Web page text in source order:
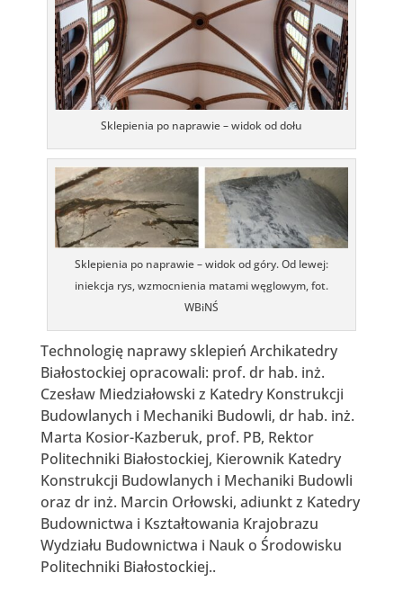
Sklepienia po naprawie – widok od dołu
Sklepienia po naprawie – widok od góry. Od lewej:
iniekcja rys, wzmocnienia matami węglowym, fot.
WBiNŚ
Technologię naprawy sklepień Archikatedry
Białostockiej opracowali: prof. dr hab. inż.
Czesław Miedziałowski z Katedry Konstrukcji
Budowlanych i Mechaniki Budowli, dr hab. inż.
Marta Kosior-Kazberuk, prof. PB, Rektor
Politechniki Białostockiej, Kierownik Katedry
Konstrukcji Budowlanych i Mechaniki Budowli
oraz dr inż. Marcin Orłowski, adiunkt z Katedry
Budownictwa i Kształtowania Krajobrazu
Wydziału Budownictwa i Nauk o Środowisku
Politechniki Białostockiej..